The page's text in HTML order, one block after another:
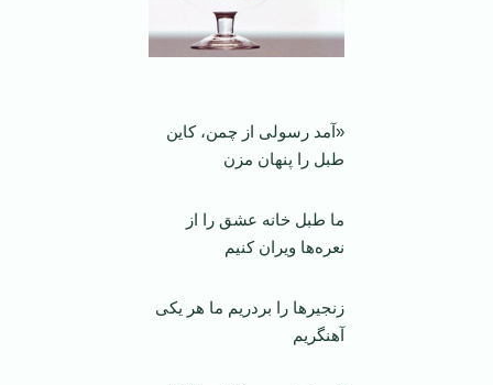
«آمد رسولی از چمن، کاین
طبل را پنهان مزن
ما طبل خانه عشق را از
نعره‌ها ویران کنیم
زنجیرها را بردریم ما هر یکی
آهنگریم